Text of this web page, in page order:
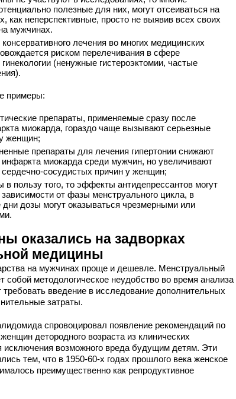
полезные для них, могут отсеиваться на
как неперспективные, просто не выявив всех своих
мужчинах.
лечения во многих медицинских
риском перелечивания в сфере
гинекологии (ненужные гистероэктомии, частые
примеры:
препараты, применяемые сразу после
миокарда, гораздо чаще вызывают серьезные
женщин;
препараты для лечения гипертонии снижают
инфаркта миокарда среди мужчин, но увеличивают
сердечно-сосудистых причин у женщин;
пользу того, то эффекты антидепрессантов могут
зависимости от фазы менструального цикла, в
дозы могут оказываться чрезмерными или
оказались на задворках
медицины
на мужчинах проще и дешевле. Менструальный
собой методологическое неудобство во время анализа
введение в исследование дополнительных
затраты.
спровоцировал появление рекомендаций по
детородного возраста из клинических
исключения возможного вреда будущим детям. Эти
тем, что в 1950-60-х годах прошлого века женское
преимущественно как репродуктивное